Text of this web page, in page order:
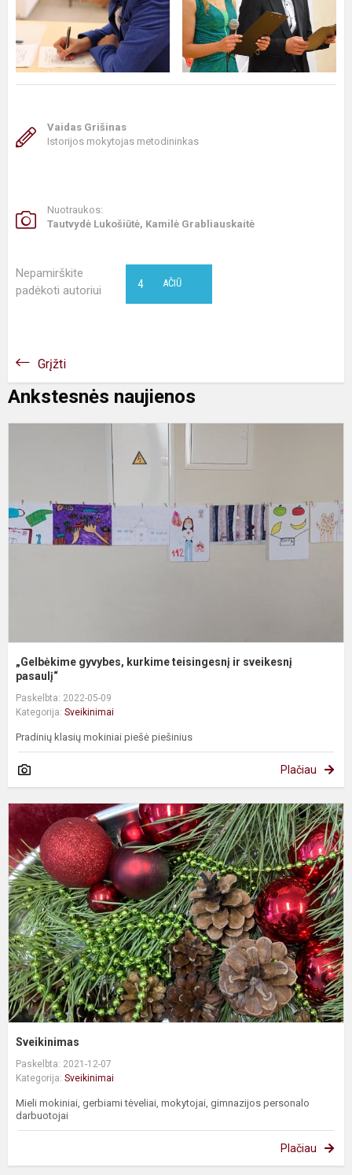
Vaidas Grišinas
Istorijos mokytojas metodininkas
Nuotraukos:
Tautvydė Lukošiūtė, Kamilė Grabliauskaitė
Nepamirškite
padėkoti autoriui
AČIŪ
4
Grįžti
Ankstesnės naujienos
„Gelbėkime gyvybes, kurkime teisingesnį ir sveikesnį
pasaulį“
Paskelbta: 2022-05-09
Kategorija: Sveikinimai
Pradinių klasių mokiniai piešė piešinius
Plačiau
Sveikinimas
Paskelbta: 2021-12-07
Kategorija: Sveikinimai
Mieli mokiniai, gerbiami tėveliai, mokytojai, gimnazijos personalo
darbuotojai
Plačiau